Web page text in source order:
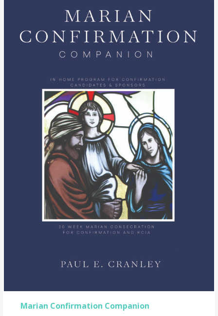
Marian Confirmation Companion